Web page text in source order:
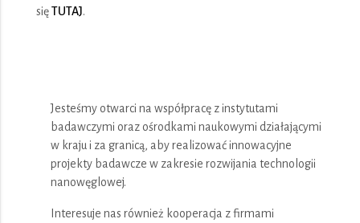
sięTUTAJ.
Jesteśmy otwarci na współpracę z instytutami
badawczymi oraz ośrodkami naukowymi działającymi
w kraju i za granicą, aby realizować innowacyjne
projekty badawcze w zakresie rozwijania technologii
nanowęglowej.
Interesuje nas również kooperacja z firmami